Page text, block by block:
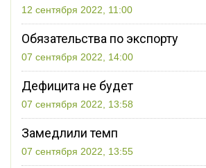
12 сентября 2022, 11:00
Обязательства по экспорту
07 сентября 2022, 14:00
Дефицита не будет
07 сентября 2022, 13:58
Замедлили темп
07 сентября 2022, 13:55